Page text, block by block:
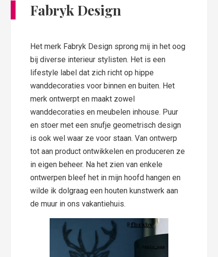
Fabryk Design
Het merk Fabryk Design sprong mij in het oog
bij diverse interieur stylisten. Het is een
lifestyle label dat zich richt op hippe
wanddecoraties voor binnen en buiten. Het
merk ontwerpt en maakt zowel
wanddecoraties en meubelen inhouse. Puur
en stoer met een snufje geometrisch design
is ook wel waar ze voor staan. Van ontwerp
tot aan product ontwikkelen en produceren ze
in eigen beheer. Na het zien van enkele
ontwerpen bleef het in mijn hoofd hangen en
wilde ik dolgraag een houten kunstwerk aan
de muur in ons vakantiehuis.